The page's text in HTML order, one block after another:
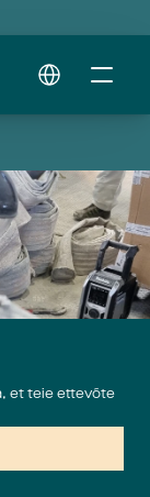
et teie ettevõte